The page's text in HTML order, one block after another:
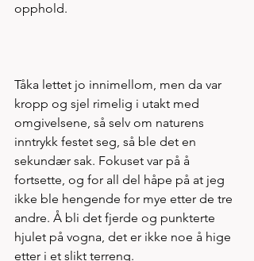
opphold.
Tåka lettet jo innimellom, men da var
kropp og sjel rimelig i utakt med
omgivelsene, så selv om naturens
inntrykk festet seg, så ble det en
sekundær sak. Fokuset var på å
fortsette, og for all del håpe på at jeg
ikke ble hengende for mye etter de tre
andre. Å bli det fjerde og punkterte
hjulet på vogna, det er ikke noe å hige
etter i et slikt terreng.